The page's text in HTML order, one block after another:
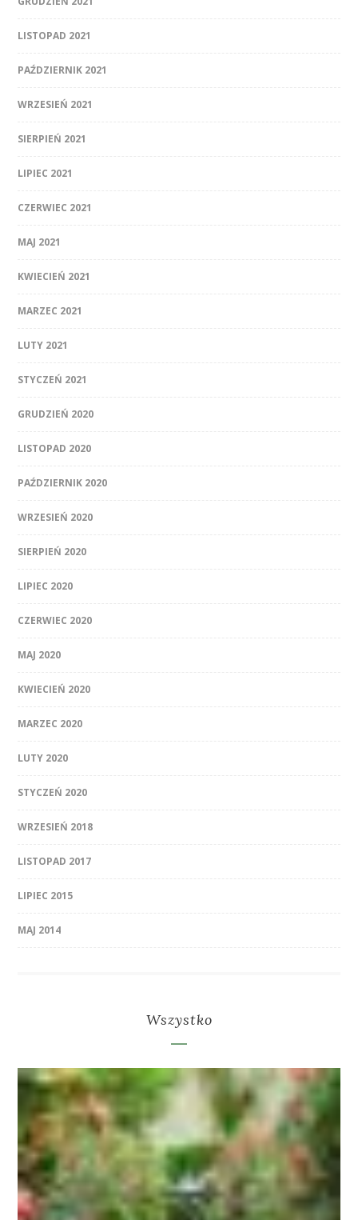
LISTOPAD 2021
PAŹDZIERNIK 2021
WRZESIEŃ 2021
SIERPIEŃ 2021
LIPIEC 2021
CZERWIEC 2021
MAJ 2021
KWIECIEŃ 2021
MARZEC 2021
LUTY 2021
STYCZEŃ 2021
GRUDZIEŃ 2020
LISTOPAD 2020
PAŹDZIERNIK 2020
WRZESIEŃ 2020
SIERPIEŃ 2020
LIPIEC 2020
CZERWIEC 2020
MAJ 2020
KWIECIEŃ 2020
MARZEC 2020
LUTY 2020
STYCZEŃ 2020
WRZESIEŃ 2018
LISTOPAD 2017
LIPIEC 2015
MAJ 2014
Wszystko